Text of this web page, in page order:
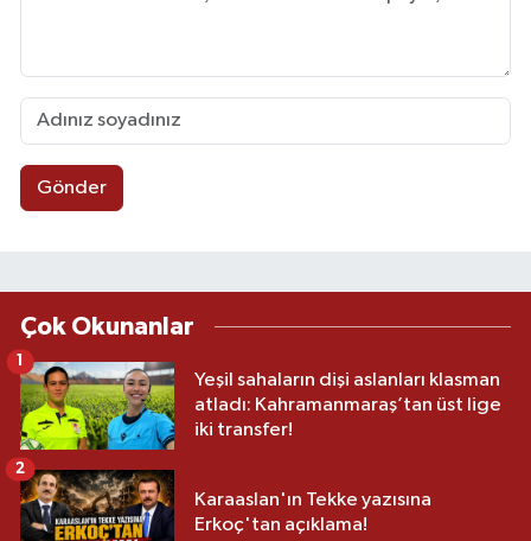
Gönder
Çok Okunanlar
Yeşil sahaların dişi aslanları klasman
atladı: Kahramanmaraş’tan üst lige
iki transfer!
Karaaslan'ın Tekke yazısına
Erkoç'tan açıklama!
2